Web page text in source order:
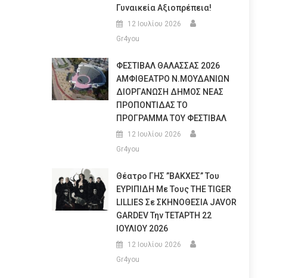
Γυναικεία Αξιοπρέπεια!
12 Ιουλίου 2026
Gr4you
ΦΕΣΤΙΒΑΛ ΘΑΛΑΣΣΑΣ 2026
ΑΜΦΙΘΕΑΤΡΟ Ν.ΜΟΥΔΑΝΙΩΝ
ΔΙΟΡΓΑΝΩΣΗ ΔΗΜΟΣ ΝΕΑΣ
ΠΡΟΠΟΝΤΙΔΑΣ ΤΟ
ΠΡΟΓΡΑΜΜΑ ΤΟΥ ΦΕΣΤΙΒΑΛ
12 Ιουλίου 2026
Gr4you
Θέατρο ΓΗΣ ”ΒΑΚΧΕΣ” Του
ΕΥΡΙΠΙΔΗ Με Τους THE TIGER
LILLIES Σε ΣΚΗΝΟΘΕΣΙΑ JAVOR
GARDEV Την ΤΕΤΑΡΤΗ 22
ΙΟΥΛΙΟΥ 2026
12 Ιουλίου 2026
Gr4you